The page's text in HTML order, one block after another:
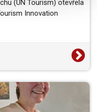
(UN Tourism) otevřela
Innovation